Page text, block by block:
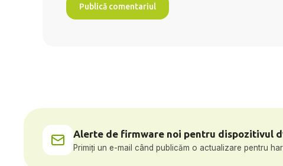
Alerte de firmware noi pentru dispozitivul
Primiți un e-mail când publicăm o actualizare pentru